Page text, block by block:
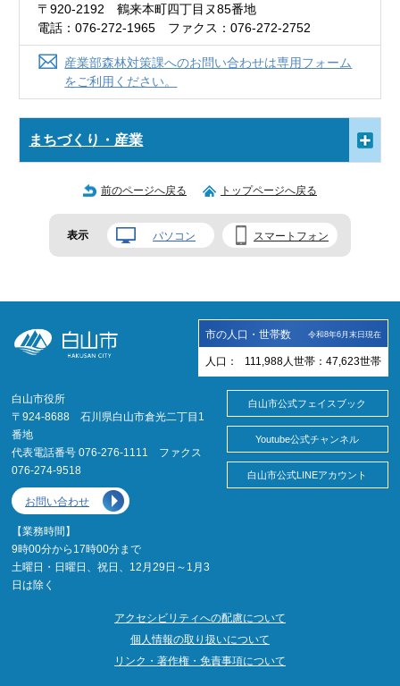
〒920-2192 鶴来本町四丁目ヌ85番地
電話：076-272-1965 ファクス：076-272-2752
産業部森林対策課へのお問い合わせは専用フォーム
をご利用ください。
まちづくり・産業
前のページへ戻る トップページへ戻る
表示 パソコン スマートフォン
市の人口・世帯数 令和8年6月末日現在
人口： 111,988 人 世帯： 47,623世帯
白山市役所
〒924-8688 石川県白山市倉光二丁目1
番地
代表電話番号 076-276-1111 ファクス
076-274-9518
お問い合わせ
【業務時間】
9時00分から17時00分まで
土曜日・日曜日、祝日、12月29日～1月3
日は除く
白山市公式フェイスブック
Youtube公式チャンネル
白山市公式LINEアカウント
アクセシビリティへの配慮について
個人情報の取り扱いについて
リンク・著作権・免責事項について